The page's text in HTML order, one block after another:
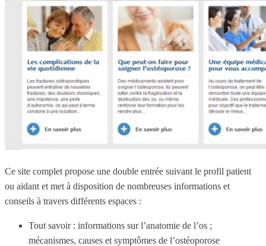
Ce site complet propose une double entrée suivant le profil patient
ou aidant et met à disposition de nombreuses informations et
conseils à travers différents espaces :
Tout savoir : informations sur l’anatomie de l’os ;
mécanismes, causes et symptômes de l’ostéoporose